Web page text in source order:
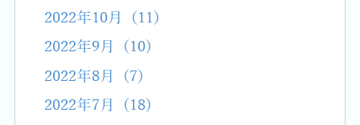
2022年10月 (11)
2022年9月 (10)
2022年8月 (7)
2022年7月 (18)